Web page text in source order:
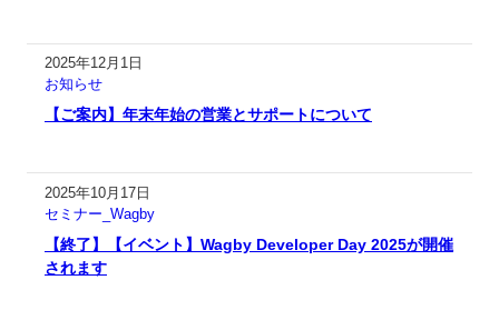
2025年12月1日
お知らせ
【ご案内】年末年始の営業とサポートについて
2025年10月17日
セミナー_Wagby
【終了】【イベント】Wagby Developer Day 2025が開催
されます